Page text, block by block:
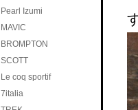
Pearl Izumi
MAVIC
BROMPTON
SCOTT
Le coq sportif
7italia